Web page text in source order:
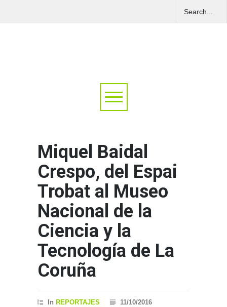
Miquel Baidal
Crespo, del Espai
Trobat al Museo
Nacional de la
Ciencia y la
Tecnología de La
Coruña
In REPORTAJES
11/10/2016